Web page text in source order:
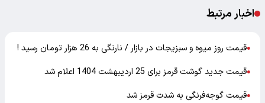
اخبار مرتبط
●قیمت روز میوه و سبزیجات در بازار / نارنگی به 26 هزار تومان رسید !
●قیمت جدید گوشت قرمز برای 25 اردیبهشت 1404 اعلام شد
●قیمت گوجه‌فرنگی به شدت قرمز شد